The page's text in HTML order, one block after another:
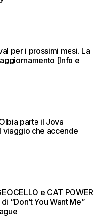
per i prossimi mesi. La
[Info e
parte il Jova
viaggio che accende
e CAT POWER
“Don’t You Want Me”